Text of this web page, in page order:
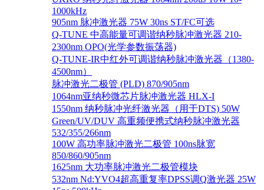
1000kHz
905nm 脉冲激光器 75W 30ns ST/FC可选
Q-TUNE 中高能量可调谐纳秒脉冲激光器 210-
2300nm OPO(光学参数振荡器)
Q-TUNE-IR中红外可调谐纳秒脉冲激光器（1380-
4500nm）
脉冲激光二极管 (PLD) 870/905nm
1064nm亚纳秒微芯片脉冲激光器 HLX-I
1550nm 纳秒脉冲光纤激光器（用于DTS) 50W
Green/UV/DUV 高重频便携式纳秒脉冲激光器
532/355/266nm
100W 高功率脉冲激光二极管 100ns脉宽
850/860/905nm
1625nm 大功率脉冲激光二极管模块
532nm Nd:YVO4超高重复率DPSS调Q激光器 25W